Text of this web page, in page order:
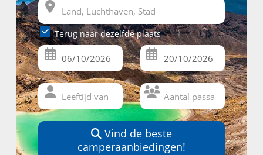
Terug naar dezelfde plaats
Vind de beste
camperaanbiedingen!